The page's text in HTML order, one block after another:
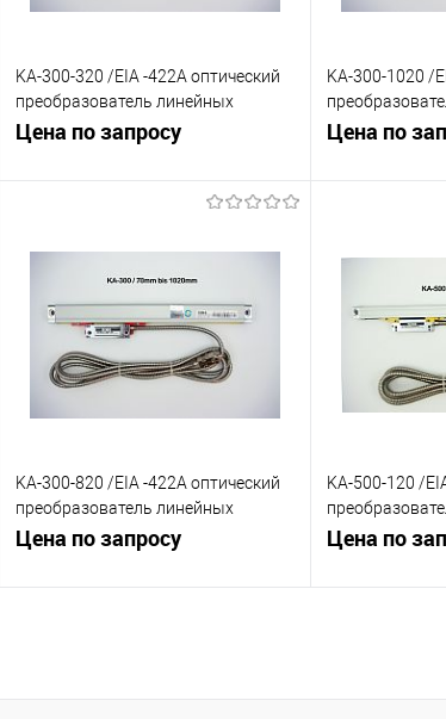
KA-300-320 /EIA -422A оптический
преобразователь линейных
перемещений 1µm
Цена по запросу
В корзину
К сравнению
В избранное
Под заказ
KA-300-1020 /
перемещений
Цена по
В избранное
KA-300-820 /EIA -422A оптический
преобразователь линейных
перемещений1µm
Цена по запросу
KA-500-120 /
перемещений
Цена по